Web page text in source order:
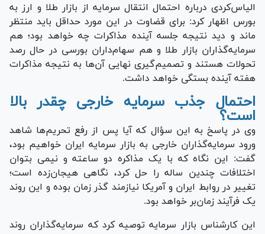
الیاس‌کردی درباره احتمال انتقال سرمایه از بازار طلا و ارز به
بورس اظهار کرد: برای قضاوت در این مورد حداقل باید منتظر
ماند و دید نتیجه جلسه آینده مذاکرات چه خواهد بود؛ هم
سرمایه‌گذاران بازار طلا و هم سهام‌داران بورسی در حال رصد
تحولات هستند و تصمیم‌گیری نهایی آن‌ها به نتیجه مذاکرات
هفته آینده بستگی خواهد داشت.
احتمال جذب سرمایه خارجی چقدر بالا
است؟
وی در پاسخ به این سؤال که آیا پس از رفع تحریم‌ها شاهد
ورود سرمایه‌گذاران خارجی به بازار سرمایه ایران خواهیم بود،
گفت: این نگاه که با یک مذاکره دو ساعته و نیمی بتوان
اختلافات چندین ساله را حل کرد، نگاهی هیجان‌زده است؛
تغییر در روابط ایران و آمریکا نیازمند گذر زمان بوده و این روند
یک فرآیند زمان‌بر خواهد بود.
این کارشناس بازار سرمایه توصیه کرد که سرمایه‌گذاران روند